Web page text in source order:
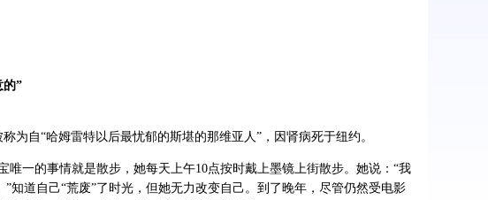
”
为自“哈姆雷特以后最忧郁的斯堪的那维亚人”，因肾病死于纽约。
唯一的事情就是散步，她每天上午10点按时戴上墨镜上街散步。她说：“我
知道自己“荒废”了时光，但她无力改变自己。到了晚年，尽管仍然受电影